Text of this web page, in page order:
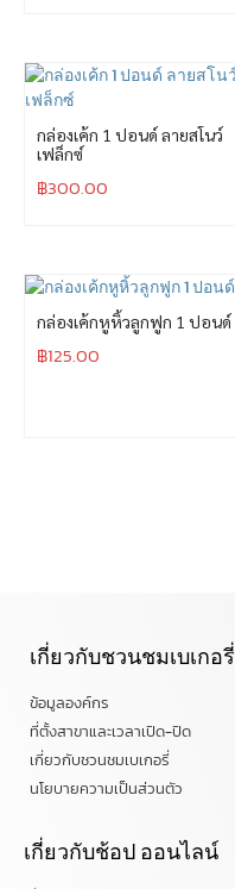
กล่องเค้ก 1 ปอนด์ ลายสโนว์
เฟล็กซ์
฿300.00
กล่องเค้กหูหิ้วลูกฟูก 1 ปอนด์
฿125.00
เกี่ยวกับชวนชมเบเกอรี่
ข้อมูลองค์กร
ที่ตั้งสาขาและเวลาเปิด-ปิด
เกี่ยวกับชวนชมเบเกอรี่
นโยบายความเป็นส่วนตัว
เกี่ยวกับช้อป ออนไลน์